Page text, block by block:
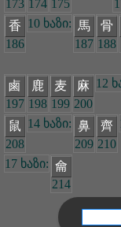
173 174 175
香
186
10 ხაზი: 馬
187
骨
188
鹵
197
鹿
198
麦
199
麻
200
12
鼠
208
14 ხაზი: 鼻
209
齊
210
17 ხაზი: 龠
214